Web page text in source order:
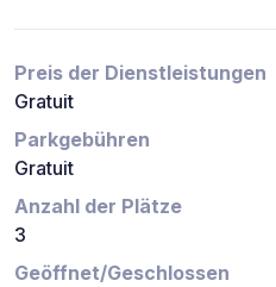
Preis der Dienstleistungen
Gratuit
Parkgebühren
Gratuit
Anzahl der Plätze
3
Geöffnet/Geschlossen